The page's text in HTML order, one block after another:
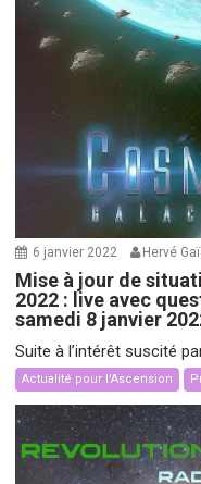
6 janvier 2022 Hervé
Mise à jour de
2022 : live avec
samedi 8 janvier
Suite à l’intérêt suscité
Actualité pour l'Ascension